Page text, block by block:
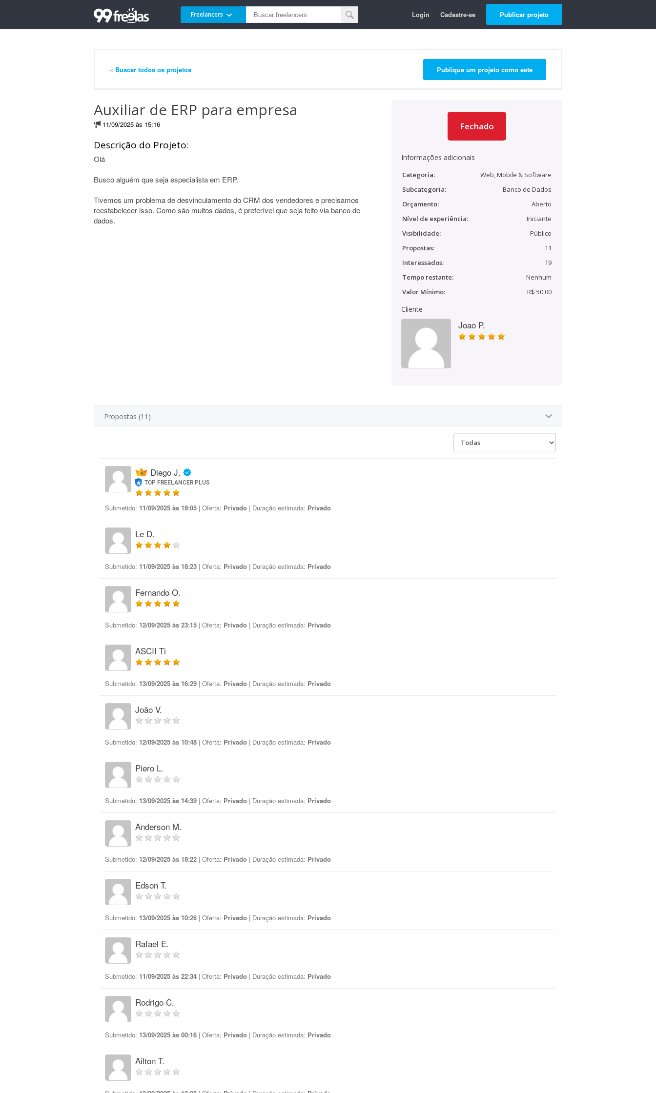
Freelancers Login Cadastre-se Publicar projeto
« Buscar todos os projetos Publique um projeto como este
Auxiliar de ERP para empresa
11/09/2025 às 15:16
Descrição do Projeto:
Olá
Busco alguém que seja especialista em ERP.
Tivemos um problema de desvinculamento do CRM dos vendedores e precisamos
reestabelecer isso. Como são muitos dados, é preferível que seja feito via banco de
dados.
Fechado
Informações adicionais
Categoria:
Web, Mobile & Software
Subcategoria:
Banco de Dados
Orçamento:
Aberto
Nível de experiência:
Iniciante
Visibilidade:
Público
Propostas:
11
Interessados:
19
Tempo restante:
Nenhum
Valor Mínimo:
R$ 50,00
Cliente
Joao P.
Propostas (11)
Diego J.
TOP FREELANCER PLUS
Submetido: 11/09/2025 às 19:05 | Oferta: Privado | Duração estimada: Privado
Le D.
Submetido: 11/09/2025 às 18:23 | Oferta: Privado | Duração estimada: Privado
Fernando O.
Submetido: 12/09/2025 às 23:15 | Oferta: Privado | Duração estimada: Privado
ASCII Ti
Submetido: 13/09/2025 às 16:29 | Oferta: Privado | Duração estimada: Privado
João V.
Submetido: 12/09/2025 às 10:48 | Oferta: Privado | Duração estimada: Privado
Piero L.
Submetido: 13/09/2025 às 14:39 | Oferta: Privado | Duração estimada: Privado
Anderson M.
Submetido: 12/09/2025 às 18:22 | Oferta: Privado | Duração estimada: Privado
Edson T.
Submetido: 13/09/2025 às 10:26 | Oferta: Privado | Duração estimada: Privado
Rafael E.
Submetido: 11/09/2025 às 22:34 | Oferta: Privado | Duração estimada: Privado
Rodrigo C.
Submetido: 13/09/2025 às 00:16 | Oferta: Privado | Duração estimada: Privado
Ailton T.